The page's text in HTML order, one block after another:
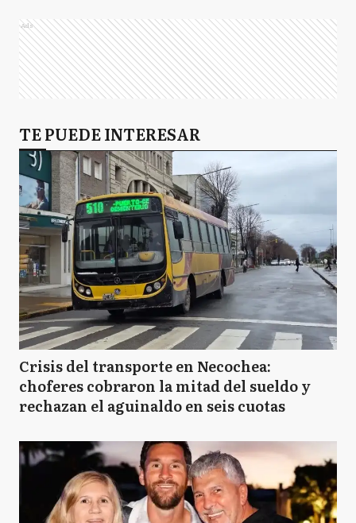
Ads
TE PUEDE INTERESAR
Crisis del transporte en Necochea:
choferes cobraron la mitad del sueldo y
rechazan el aguinaldo en seis cuotas